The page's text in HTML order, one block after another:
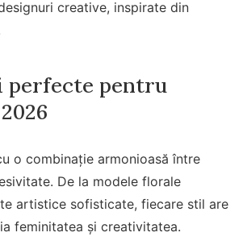
creative, inspirate din
perfecte pentru
o combinație armonioasă între
De la modele florale
artistice sofisticate, fiecare stil are
feminitatea și creativitatea.